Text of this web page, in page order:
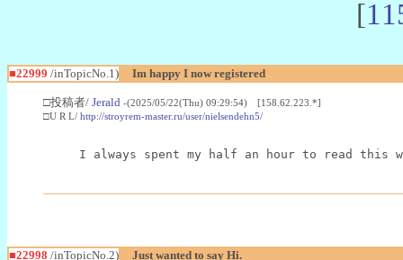
[
■22999 /inTopicNo.1) Im happy I now registered
□投稿者/ Jerald -(2025/05/22(Thu) 09:29:54) [158.62.223.*]
□U R L/ http://stroyrem-master.ru/user/nielsendehn5/
I always spent my half an hour to read
■22998 /inTopicNo.2) Just wanted to say Hi.